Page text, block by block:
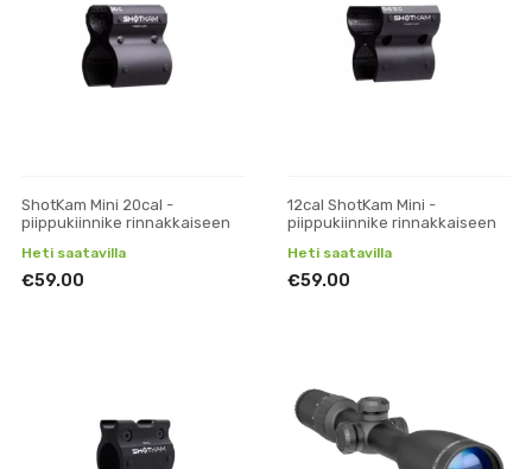
ShotKam Mini 20cal -
piippukiinnike rinnakkaiseen
Heti saatavilla
€59.00
12cal ShotKam Mini -
piippukiinnike rinnakkaiseen
Heti saatavilla
€59.00